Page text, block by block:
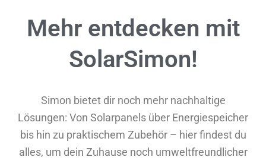
Mehr entdecken mit
SolarSimon!
Simon bietet dir noch mehr nachhaltige
Lösungen: Von Solarpanels über Energiespeicher
bis hin zu praktischem Zubehör – hier findest du
alles, um dein Zuhause noch umweltfreundlicher